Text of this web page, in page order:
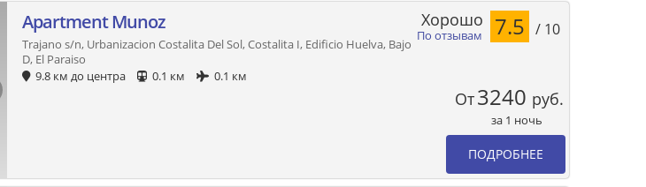
Apartment Munoz
Trajano s/n, Urbanizacion Costalita Del Sol, Costalita I, Edificio Huelva, Bajo
D, El Paraiso
9.8 км до центра
0.1 км 0.1 км
По отзывам
Хорошо 7.5 / 10
От3240 руб.
за 1 ночь
ПОДРОБНЕЕ